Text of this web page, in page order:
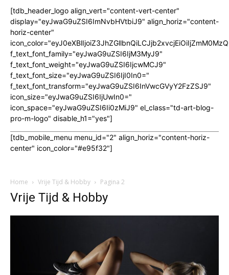
[tdb_header_logo align_vert="content-vert-center"
display="eyJwaG9uZSI6ImNvbHVtbiJ9" align_horiz="content-
horiz-center"
f_text_font_family="eyJwaG9uZSI6IjM3MyJ9"
f_text_font_weight="eyJwaG9uZSI6IjcwMCJ9"
f_text_font_size="eyJwaG9uZSI6IjI0In0="
f_text_font_transform="eyJwaG9uZSI6InVwcGVyY2FzZSJ9"
icon_size="eyJwaG9uZSI6IjUwIn0="
icon_space="eyJwaG9uZSI6Ii0zMiJ9" el_class="td-art-blog-
pro-m-logo" disable_h1="yes"]
[tdb_mobile_menu menu_id="2" align_horiz="content-horiz-
center" icon_color="#e95f32"]
Home Vrije Tijd & Hobby Pagina 2
Vrije Tijd & Hobby